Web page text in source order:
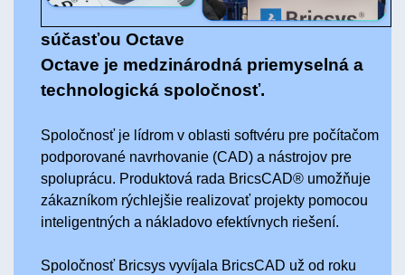
súčasťou Octave
Octave je medzinárodná priemyselná a
technologická spoločnosť.
Spoločnosť je lídrom v oblasti softvéru pre počítačom
podporované navrhovanie (CAD) a nástrojov pre
spoluprácu. Produktová rada BricsCAD® umožňuje
zákazníkom rýchlejšie realizovať projekty pomocou
inteligentných a nákladovo efektívnych riešení.
Spoločnosť Bricsys vyvíjala BricsCAD už od roku